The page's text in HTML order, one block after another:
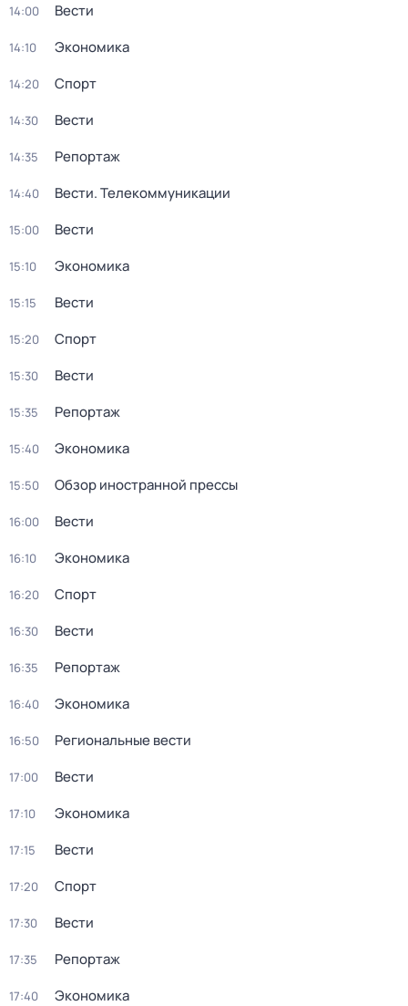
14:00 Вести
14:10 Экономика
14:20 Спорт
14:30 Вести
14:35 Репортаж
14:40 Вести. Телекоммуникации
15:00 Вести
15:10 Экономика
15:15 Вести
15:20 Спорт
15:30 Вести
15:35 Репортаж
15:40 Экономика
15:50 Обзор иностранной прессы
16:00 Вести
16:10 Экономика
16:20 Спорт
16:30 Вести
16:35 Репортаж
16:40 Экономика
16:50 Региональные вести
17:00 Вести
17:10 Экономика
17:15 Вести
17:20 Спорт
17:30 Вести
17:35 Репортаж
17:40 Экономика